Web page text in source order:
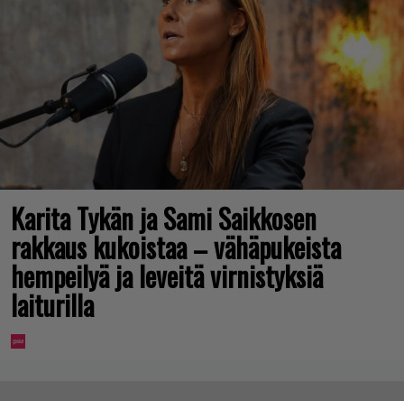
Karita Tykän ja Sami Saikkosen
rakkaus kukoistaa – vähäpukeista
hempeilyä ja leveitä virnistyksiä
laiturilla